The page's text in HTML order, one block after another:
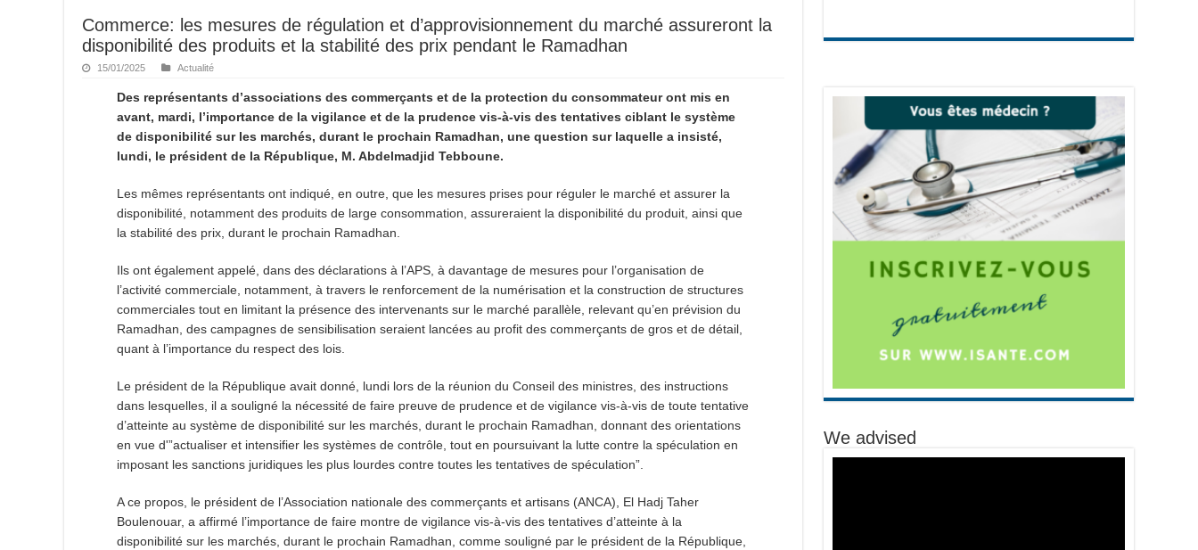
Commerce: les mesures de régulation et d’approvisionnement du marché assureront la
disponibilité des produits et la stabilité des prix pendant le Ramadhan
15/01/2025 Actualité
Des représentants d’associations des commerçants et de la protection du consommateur ont mis en
avant, mardi, l’importance de la vigilance et de la prudence vis-à-vis des tentatives ciblant le système
de disponibilité sur les marchés, durant le prochain Ramadhan, une question sur laquelle a insisté,
lundi, le président de la République, M. Abdelmadjid Tebboune.
Les mêmes représentants ont indiqué, en outre, que les mesures prises pour réguler le marché et assurer la
disponibilité, notamment des produits de large consommation, assureraient la disponibilité du produit, ainsi que
la stabilité des prix, durant le prochain Ramadhan.
Ils ont également appelé, dans des déclarations à l’APS, à davantage de mesures pour l’organisation de
l’activité commerciale, notamment, à travers le renforcement de la numérisation et la construction de structures
commerciales tout en limitant la présence des intervenants sur le marché parallèle, relevant qu’en prévision du
Ramadhan, des campagnes de sensibilisation seraient lancées au profit des commerçants de gros et de détail,
quant à l’importance du respect des lois.
Le président de la République avait donné, lundi lors de la réunion du Conseil des ministres, des instructions
dans lesquelles, il a souligné la nécessité de faire preuve de prudence et de vigilance vis-à-vis de toute tentative
d’atteinte au système de disponibilité sur les marchés, durant le prochain Ramadhan, donnant des orientations
en vue d'”actualiser et intensifier les systèmes de contrôle, tout en poursuivant la lutte contre la spéculation en
imposant les sanctions juridiques les plus lourdes contre toutes les tentatives de spéculation”.
A ce propos, le président de l’Association nationale des commerçants et artisans (ANCA), El Hadj Taher
Boulenouar, a affirmé l’importance de faire montre de vigilance vis-à-vis des tentatives d’atteinte à la
disponibilité sur les marchés, durant le prochain Ramadhan, comme souligné par le président de la République,
We advised